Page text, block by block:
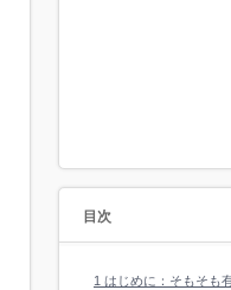
目次
1 はじめに：そもそも